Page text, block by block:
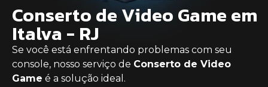
Conserto de Video Game em
Italva - RJ
Se você está enfrentando problemas com seu
console, nosso serviço de Conserto de Video
Game é a solução ideal.